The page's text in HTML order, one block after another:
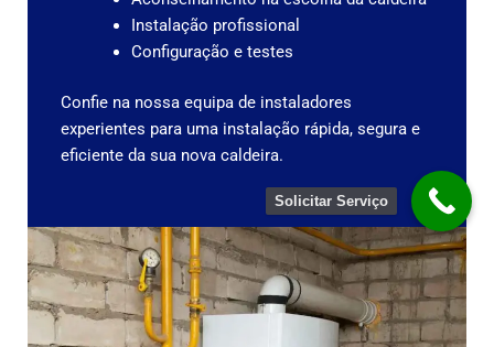
Instalação profissional
Configuração e testes
Confie na nossa equipa de instaladores
experientes para uma instalação rápida, segura e
eficiente da sua nova caldeira.
Solicitar Serviço